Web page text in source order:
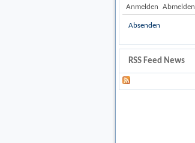
Anmelden Abmelden
Absenden
RSS Feed News